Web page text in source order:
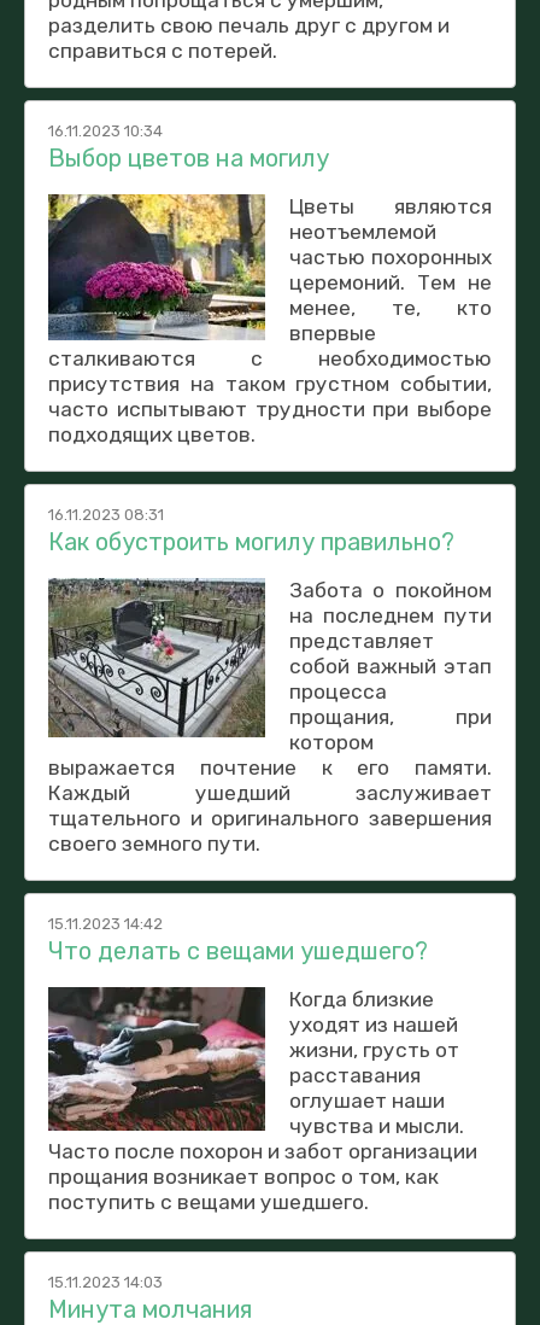
разделить свою печаль друг с другом и
справиться с потерей.
16.11.2023 10:34
Выбор цветов на могилу
Цветы являются
неотъемлемой
частью похоронных
церемоний. Тем не
менее, те, кто
впервые
сталкиваются с необходимостью
присутствия на таком грустном событии,
часто испытывают трудности при выборе
подходящих цветов.
16.11.2023 08:31
Как обустроить могилу правильно?
Забота о покойном
на последнем пути
представляет
собой важный этап
процесса
прощания, при
котором
выражается почтение к его памяти.
Каждый ушедший заслуживает
тщательного и оригинального завершения
своего земного пути.
15.11.2023 14:42
Что делать с вещами ушедшего?
Когда близкие
уходят из нашей
жизни, грусть от
расставания
оглушает наши
чувства и мысли.
Часто после похорон и забот организации
прощания возникает вопрос о том, как
поступить с вещами ушедшего.
15.11.2023 14:03
Минута молчания